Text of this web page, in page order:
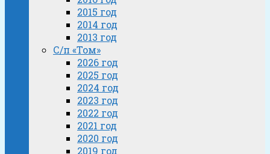
2015 год
2014 год
2013 год
С/п «Том»
2026 год
2025 год
2024 год
2023 год
2022 год
2021 год
2020 год
2019 год